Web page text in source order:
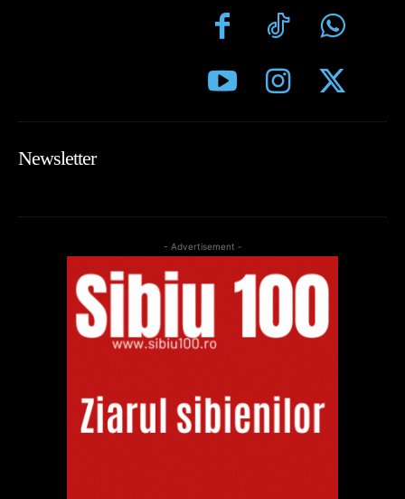
Newsletter
- Advertisement -